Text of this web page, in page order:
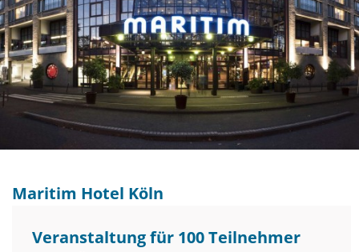
Maritim Hotel Köln
Veranstaltung für 100 Teilnehmer